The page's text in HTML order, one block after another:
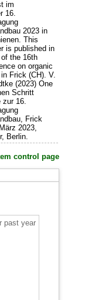
im
16.
2023 in
This
is published in
the 16th
on organic
Frick (CH). V.
(2023) One
Schritt
zur 16.
Frick
2023,
Berlin.
control page
past year